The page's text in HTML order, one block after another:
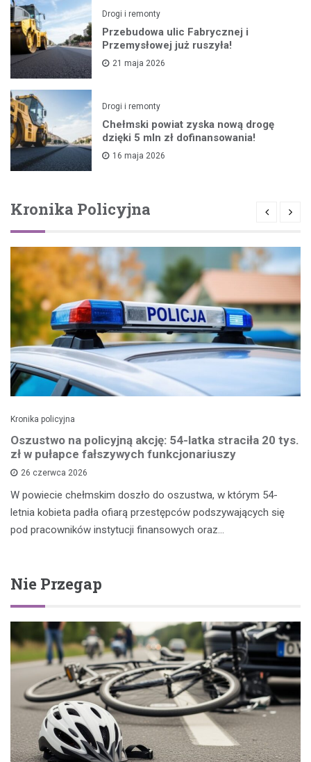
Drogi i remonty
Przebudowa ulic Fabrycznej i
Przemysłowej już ruszyła!
21 maja 2026
Drogi i remonty
Chełmski powiat zyska nową drogę
dzięki 5 mln zł dofinansowania!
16 maja 2026
Kronika Policyjna
Kronika policyjna
Oszustwo na policyjną akcję: 54-latka straciła 20 tys.
zł w pułapce fałszywych funkcjonariuszy
26 czerwca 2026
W powiecie chełmskim doszło do oszustwa, w którym 54-
letnia kobieta padła ofiarą przestępców podszywających się
pod pracowników instytucji finansowych oraz…
Nie Przegap